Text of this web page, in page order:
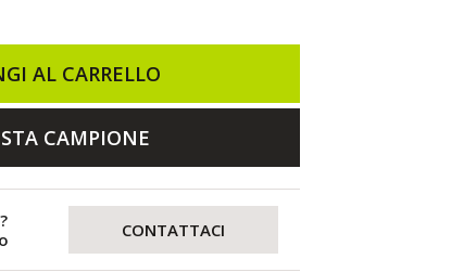
AL CARRELLO
CAMPIONE
CONTATTACI